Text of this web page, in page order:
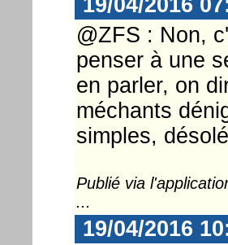
@ZFS : Non,
penser à une
en parler, on
méchants
simples,
Publié via
...
19/04/2016